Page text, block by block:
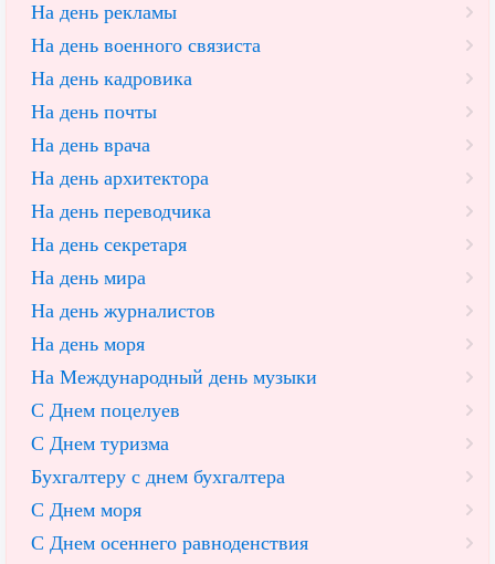
На день рекламы
На день военного связиста
На день кадровика
На день почты
На день врача
На день архитектора
На день переводчика
На день секретаря
На день мира
На день журналистов
На день моря
На Международный день музыки
С Днем поцелуев
С Днем туризма
Бухгалтеру с днем бухгалтера
С Днем моря
С Днем осеннего равноденствия